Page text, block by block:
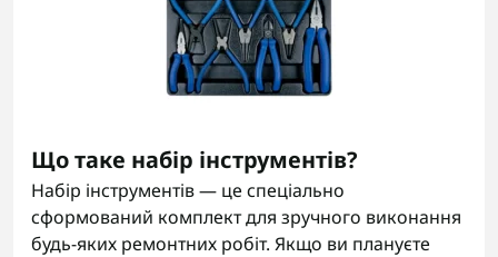
Що таке набір інструментів?
Набір інструментів — це спеціально
сформований комплект для зручного виконання
будь-яких ремонтних робіт. Якщо ви плануєте